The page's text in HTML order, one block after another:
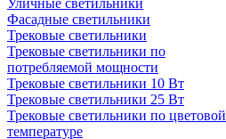
Уличные светильники
Фасадные светильники
Трековые светильники
Трековые светильники по
потребляемой мощности
Трековые светильники 10 Вт
Трековые светильники 25 Вт
Трековые светильники по цветовой
температуре